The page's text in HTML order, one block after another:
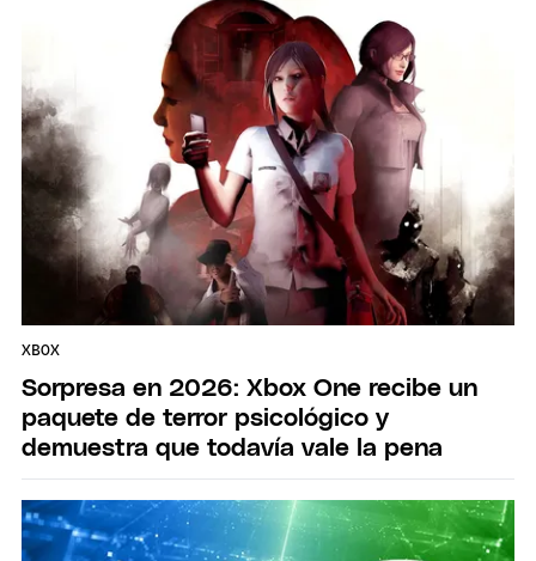
XBOX
Sorpresa en 2026: Xbox One recibe un
paquete de terror psicológico y
demuestra que todavía vale la pena